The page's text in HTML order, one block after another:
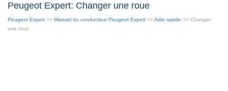
Peugeot Expert: Changer une roue
Peugeot Expert >> Manuel du conducteur Peugeot Expert >>Aide rapide >> Changer
une roue